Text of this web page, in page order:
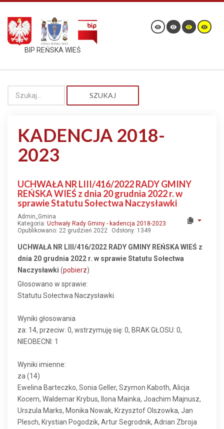
BIP REŃSKA WIEŚ
SZUKAJ
KADENCJA 2018-
2023
UCHWAŁA NR LIII/416/2022 RADY GMINY
REŃSKA WIEŚ z dnia 20 grudnia 2022 r. w
sprawie Statutu Sołectwa Naczysławki
Admin_Gmina
Kategoria: Uchwały Rady Gminy - kadencja 2018-2023
Opublikowano: 22 grudzień 2022
Odsłony: 1349
UCHWAŁA NR LIII/416/2022 RADY GMINY REŃSKA WIEŚ z
dnia 20 grudnia 2022 r. w sprawie Statutu Sołectwa
Naczysławki (pobierz)
Głosowano w sprawie:
Statutu Sołectwa Naczysławki.
Wyniki głosowania
za: 14, przeciw: 0, wstrzymuję się: 0, BRAK GŁOSU: 0,
NIEOBECNI: 1
Wyniki imienne:
za (14)
Ewelina Barteczko, Sonia Geller, Szymon Kaboth, Alicja
Kocem, Waldemar Krybus, Ilona Mainka, Joachim Majnusz,
Urszula Marks, Monika Nowak, Krzysztof Olszowka, Jan
Plesch, Krystian Pogodzik, Artur Segrodnik, Adrian Zbroja